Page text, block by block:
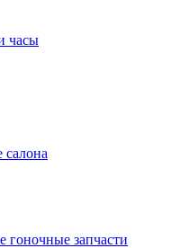
часы
салона
гоночные запчасти